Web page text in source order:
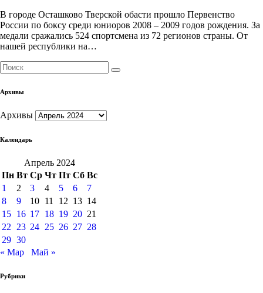
В городе Осташково Тверской обасти прошло Первенство
России по боксу среди юниоров 2008 – 2009 годов рождения. За
медали сражались 524 спортсмена из 72 регионов страны. От
нашей республики на…
Архивы
Архивы
Календарь
Апрель 2024
Пн Вт Ср Чт Пт Сб Вс
1
2 3 4 5 6
7
8
9 10 11 12 13 14
15 16 17 18 19 20 21
22
23 24 25 26 27 28
29 30
« Мар
Май »
Рубрики